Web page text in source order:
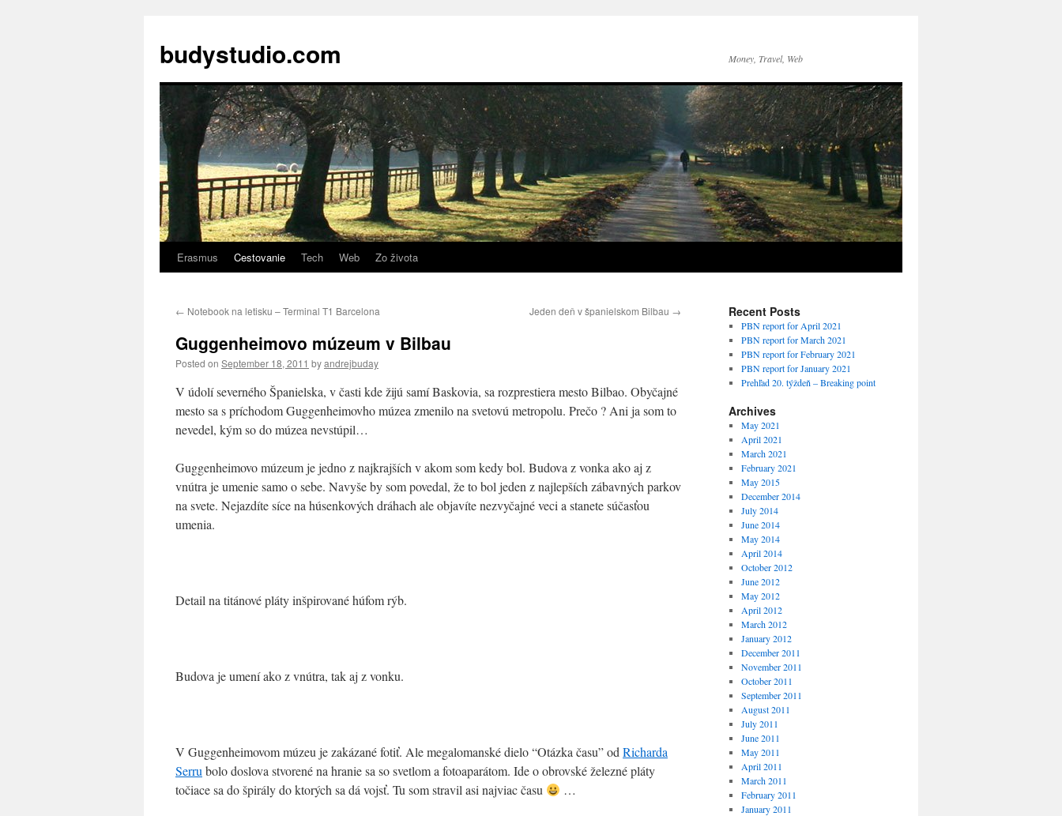
budystudio.com Money, Travel, Web
Skip
content
Erasmus Cestovanie Tech Web Zo života
← Notebook na letisku – Terminal T1 Barcelona Jeden deň v španielskom Bilbau →
Guggenheimovo múzeum v Bilbau
Posted on September 18, 2011 byandrejbuday
V údolí severného Španielska, v časti kde žijú samí Baskovia, sa rozprestiera mesto Bilbao. Obyčajné
mesto sa s príchodom Guggenheimovho múzea zmenilo na svetovú metropolu. Prečo ? Ani ja som to
nevedel, kým so do múzea nevstúpil…
Guggenheimovo múzeum je jedno z najkrajších v akom som kedy bol. Budova z vonka ako aj z
vnútra je umenie samo o sebe. Navyše by som povedal, že to bol jeden z najlepších zábavných parkov
na svete. Nejazdíte síce na húsenkových dráhach ale objavíte nezvyčajné veci a stanete súčasťou
umenia.
Detail na titánové pláty inšpirované húfom rýb.
Budova je umení ako z vnútra, tak aj z vonku.
V Guggenheimovom múzeu je zakázané fotiť. Ale megalomanské dielo “Otázka času” od Richarda
Serru bolo doslova stvorené na hranie sa so svetlom a fotoaparátom. Ide o obrovské železné pláty
točiace sa do špirály do ktorých sa dá vojsť. Tu som stravil asi najviac času
…
Recent Posts
PBN report for April 2021
PBN report for March 2021
PBN report for February 2021
PBN report for January 2021
Prehľad 20. týždeň – Breaking point
Archives
May 2021
April 2021
March 2021
February 2021
May 2015
December 2014
July 2014
June 2014
May 2014
April 2014
October 2012
June 2012
May 2012
April 2012
March 2012
January 2012
December 2011
November 2011
October 2011
September 2011
August 2011
July 2011
June 2011
May 2011
April 2011
March 2011
February 2011
January 2011